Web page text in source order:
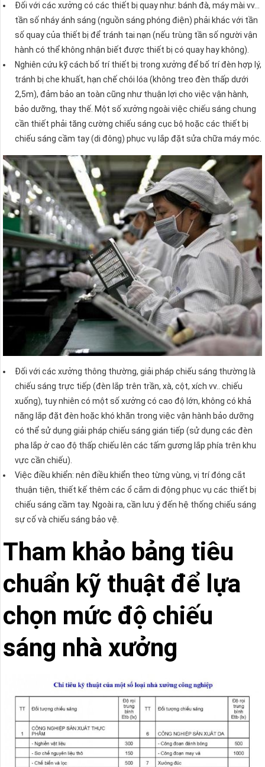
Đối với các xưởng có các thiết bị quay như: bánh đà, máy mài vv…
tần số nháy ánh sáng (nguồn sáng phóng điện) phải khác với tần
số quay của thiết bị để tránh tai nạn (nếu trùng tần số người vận
hành có thể không nhận biết được thiết bị có quay hay không).
Nghiên cứu kỹ cách bố trí thiết bị trong xưởng để bố trí đèn hợp lý,
tránh bị che khuất, hạn chế chói lóa (không treo đèn thấp dưới
2,5m), đảm bảo an toàn cũng như thuận lợi cho việc vận hành,
bảo dưỡng, thay thế. Một số xưởng ngoài việc chiếu sáng chung
cần thiết phải tăng cường chiếu sáng cục bộ hoặc các thiết bị
chiếu sáng cầm tay (di đông) phục vụ lắp đặt sửa chữa máy móc.
Đối với các xưởng thông thường, giải pháp chiếu sáng thường là
chiếu sáng trực tiếp (đèn lắp trên trần, xà, cột, xích vv.. chiếu
xuống), tuy nhiên có một số xưởng có cao độ lớn, không có khả
năng lắp đặt đèn hoặc khó khăn trong việc vận hành bảo dưỡng
có thể sử dụng giải pháp chiếu sáng gián tiếp (sử dụng các đèn
pha lắp ở cao độ thấp chiếu lên các tấm gương lắp phía trên khu
vực cần chiếu).
Việc điều khiển: nên điều khiển theo từng vùng, vị trí đóng cắt
thuận tiện, thiết kế thêm các ổ cắm di động phục vụ các thiết bị
chiếu sáng cầm tay. Ngoài ra, cần lưu ý đến hệ thống chiếu sáng
sự cố và chiếu sáng bảo vệ.
Tham khảo bảng tiêu
chuẩn kỹ thuật để lựa
chọn mức độ chiếu
sáng nhà xưởng